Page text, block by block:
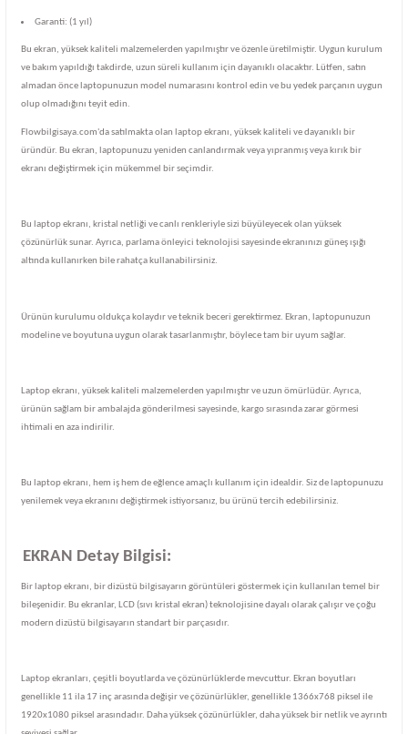
Garanti: (1 yıl)
Bu ekran, yüksek kaliteli malzemelerden yapılmıştır ve özenle üretilmiştir. Uygun kurulum
ve bakım yapıldığı takdirde, uzun süreli kullanım için dayanıklı olacaktır. Lütfen, satın
almadan önce laptopunuzun model numarasını kontrol edin ve bu yedek parçanın uygun
olup olmadığını teyit edin.
Flowbilgisaya.com'da satılmakta olan laptop ekranı, yüksek kaliteli ve dayanıklı bir
üründür. Bu ekran, laptopunuzu yeniden canlandırmak veya yıpranmış veya kırık bir
ekranı değiştirmek için mükemmel bir seçimdir.
Bu laptop ekranı, kristal netliği ve canlı renkleriyle sizi büyüleyecek olan yüksek
çözünürlük sunar. Ayrıca, parlama önleyici teknolojisi sayesinde ekranınızı güneş ışığı
altında kullanırken bile rahatça kullanabilirsiniz.
Ürünün kurulumu oldukça kolaydır ve teknik beceri gerektirmez. Ekran, laptopunuzun
modeline ve boyutuna uygun olarak tasarlanmıştır, böylece tam bir uyum sağlar.
Laptop ekranı, yüksek kaliteli malzemelerden yapılmıştır ve uzun ömürlüdür. Ayrıca,
ürünün sağlam bir ambalajda gönderilmesi sayesinde, kargo sırasında zarar görmesi
ihtimali en aza indirilir.
Bu laptop ekranı, hem iş hem de eğlence amaçlı kullanım için idealdir. Siz de laptopunuzu
yenilemek veya ekranını değiştirmek istiyorsanız, bu ürünü tercih edebilirsiniz.
EKRAN Detay Bilgisi:
Bir laptop ekranı, bir dizüstü bilgisayarın görüntüleri göstermek için kullanılan temel bir
bileşenidir. Bu ekranlar, LCD (sıvı kristal ekran) teknolojisine dayalı olarak çalışır ve çoğu
modern dizüstü bilgisayarın standart bir parçasıdır.
Laptop ekranları, çeşitli boyutlarda ve çözünürlüklerde mevcuttur. Ekran boyutları
genellikle 11 ila 17 inç arasında değişir ve çözünürlükler, genellikle 1366x768 piksel ile
1920x1080 piksel arasındadır. Daha yüksek çözünürlükler, daha yüksek bir netlik ve ayrıntı